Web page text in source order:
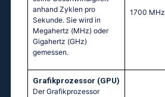
anhand Zyklen pro
Sekunde. Sie wird in
Megahertz (MHz) oder
Gigahertz (GHz)
gemessen.
1700 MHz
Grafikprozessor (GPU)
Der Grafikprozessor